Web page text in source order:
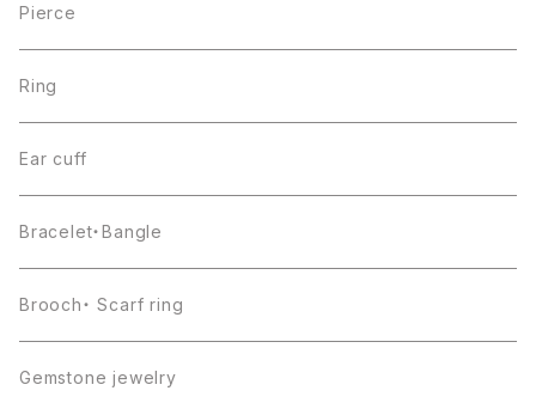
Pierce
Ring
Ear cuff
Bracelet・Bangle
Brooch・ Scarf ring
Gemstone jewelry